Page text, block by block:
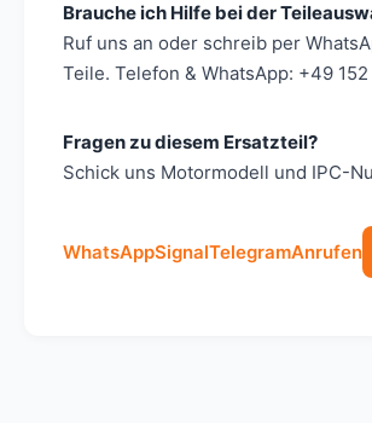
Brauche ich Hilfe bei der
Ruf uns an oder schreib per
Teile. Telefon & WhatsApp: +49
Fragen zu diesem Ersatzteil?
Schick uns Motormodell und IPC-
WhatsAppSignalTelegramAnrufen